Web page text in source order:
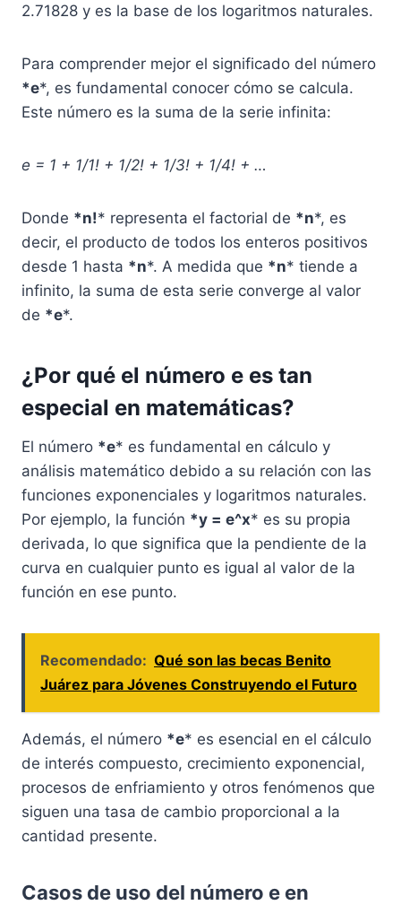
2.71828 y es la base de los logaritmos naturales.
Para comprender mejor el significado del número
*e*, es fundamental conocer cómo se calcula.
Este número es la suma de la serie infinita:
e = 1 + 1/1! + 1/2! + 1/3! + 1/4! + …
Donde *n!* representa el factorial de *n*, es
decir, el producto de todos los enteros positivos
desde 1 hasta *n*. A medida que *n* tiende a
infinito, la suma de esta serie converge al valor
de *e*.
¿Por qué el número e es tan
especial en matemáticas?
El número *e* es fundamental en cálculo y
análisis matemático debido a su relación con las
funciones exponenciales y logaritmos naturales.
Por ejemplo, la función *y = e^x* es su propia
derivada, lo que significa que la pendiente de la
curva en cualquier punto es igual al valor de la
función en ese punto.
Recomendado: Qué son las becas Benito
Juárez para Jóvenes Construyendo el Futuro
Además, el número *e* es esencial en el cálculo
de interés compuesto, crecimiento exponencial,
procesos de enfriamiento y otros fenómenos que
siguen una tasa de cambio proporcional a la
cantidad presente.
Casos de uso del número e en